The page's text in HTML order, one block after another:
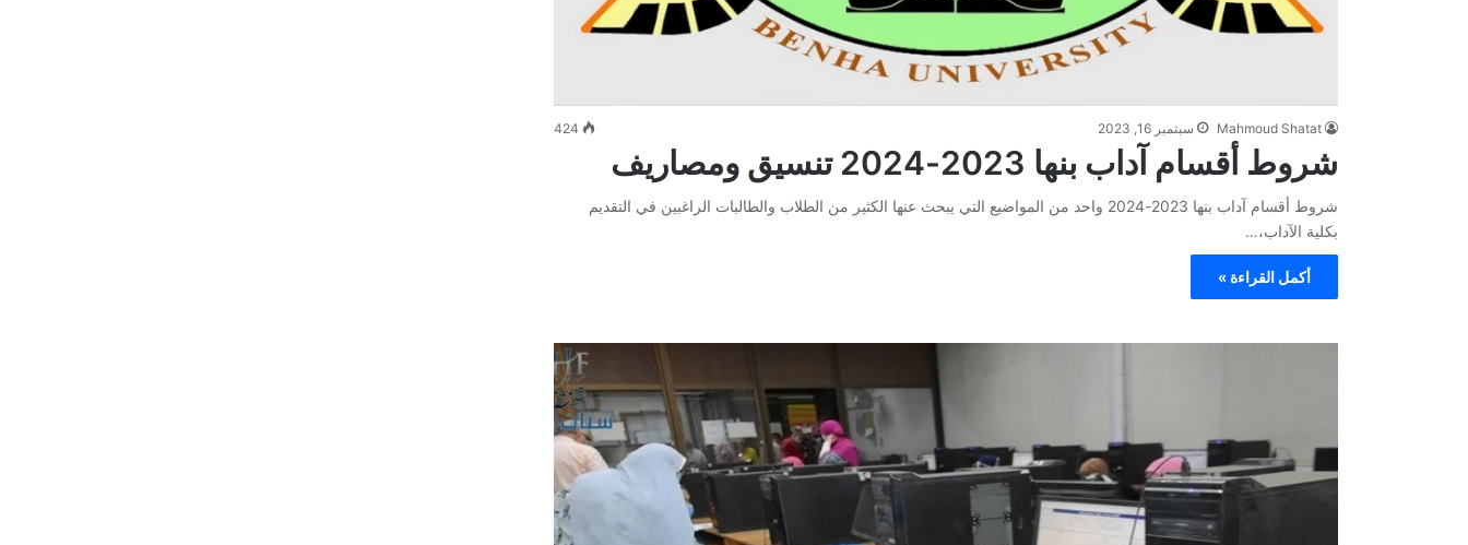
Mahmoud Shatat سبتمبر 16, 2023 424
شروط أقسام آداب بنها 2023-2024 تنسيق ومصاريف
شروط أقسام آداب بنها 2023-2024 واحد من المواضيع التي يبحث عنها الكثير من الطلاب والطالبات الراغبين في التقديم
بكلية الآداب،…
أكمل القراءة »